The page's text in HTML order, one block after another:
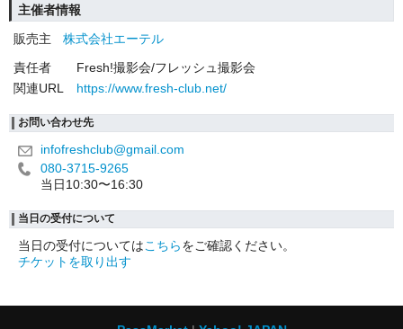
主催者情報
販売主
株式会社エーテル
責任者
Fresh!撮影会/フレッシュ撮影会
関連URL
https://www.fresh-club.net/
お問い合わせ先
infofreshclub@gmail.com
080-3715-9265
当日10:30〜16:30
当日の受付について
当日の受付についてはこちらをご確認ください。
チケットを取り出す